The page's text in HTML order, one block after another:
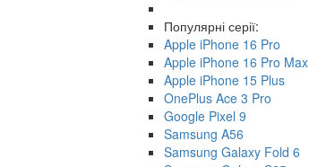
Популярні серії:
Apple iPhone 16 Pro
Apple iPhone 16 Pro Max
Apple iPhone 15 Plus
OnePlus Ace 3 Pro
Google Pixel 9
Samsung A56
Samsung Galaxy Fold 6